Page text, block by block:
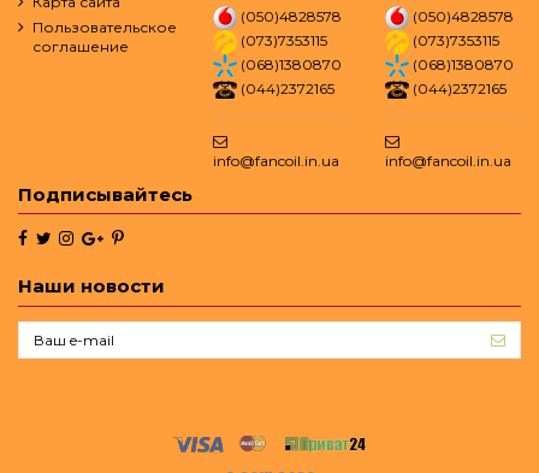
Пользовательское
соглашение
(050)4828578
(073)7353115
(068)1380870
(044)2372165
info@fancoil.in.ua
(050)4828578
(073)7353115
(068)1380870
(044)2372165
info@fancoil.in.ua
Подписывайтесь
Наши новости